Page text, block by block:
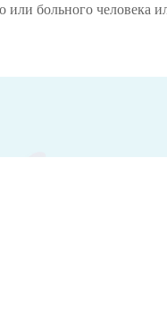
больного